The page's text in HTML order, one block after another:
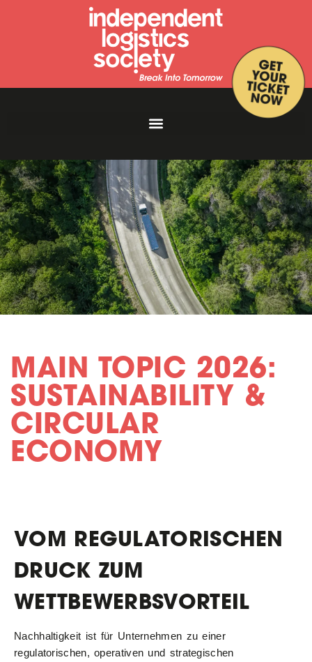
MAIN TOPIC 2026:
SUSTAINABILITY &
CIRCULAR
ECONOMY
VOM REGULATORISCHEN
DRUCK ZUM
WETTBEWERBSVORTEIL
Nachhaltigkeit ist für Unternehmen zu einer
regulatorischen, operativen und strategischen